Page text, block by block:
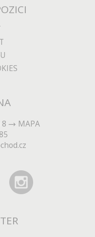
MAPA